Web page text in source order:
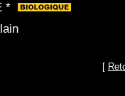
*
[